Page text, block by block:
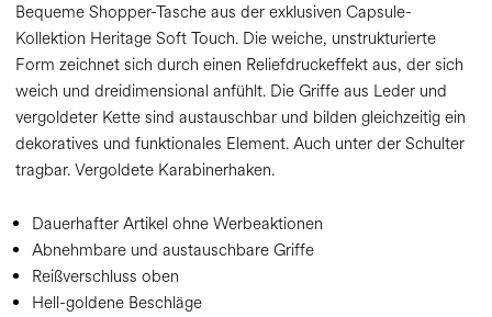
Bequeme Shopper-Tasche aus der exklusiven Capsule-
Kollektion Heritage Soft Touch. Die weiche, unstrukturierte
Form zeichnet sich durch einen Reliefdruckeffekt aus, der sich
weich und dreidimensional anfühlt. Die Griffe aus Leder und
vergoldeter Kette sind austauschbar und bilden gleichzeitig ein
dekoratives und funktionales Element. Auch unter der Schulter
tragbar. Vergoldete Karabinerhaken.
Dauerhafter Artikel ohne Werbeaktionen
Abnehmbare und austauschbare Griffe
Reißverschluss oben
Hell-goldene Beschläge